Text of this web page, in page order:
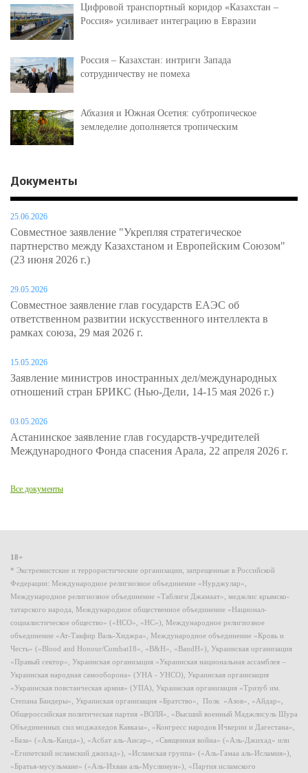
Цифровой транспортный коридор «Казахстан –
Россия» усиливает интеграцию в Евразии
Россия – Казахстан: интриги Запада
сотрудничеству не помеха
Абхазия и Южная Осетия: субтропическое
земледелие дополняется тропическим
Документы
25.06.2026
Совместное заявление "Укрепляя стратегическое
партнерство между Казахстаном и Европейским Союзом"
(23 июня 2026 г.)
29.05.2026
Совместное заявление глав государств ЕАЭС об
ответственном развитии искусственного интеллекта в
рамках союза, 29 мая 2026 г.
15.05.2026
Заявление министров иностранных дел/международных
отношений стран БРИКС (Нью-Дели, 14-15 мая 2026 г.)
03.05.2026
Астанинское заявление глав государств-учредителей
Международного Фонда спасения Арала, 22 апреля 2026 г.
Все документы
18+
* Экстремистские и террористические организации, запрещенные в Российской
Федерации: Международное религиозное объединение «Нурджулар»,
Международное религиозное объединение «Таблиги Джамаат», меджлис крымско-
татарского народа, Международное общественное объединение «Национал-
социалистическое общество» («НСО», «НС»), Международное религиозное
объединение «Ат-Такфир Валь-Хиджра», Международное объединение «Кровь и
Честь» («Blood and Honour/Combat18», «B&H», «BandH»), Украинская организация
«Правый сектор», Украинская организация «Украинская национальная ассамблея –
Украинская народная самооборона» (УНА - УНСО), Украинская организация
«Украинская повстанческая армия» (УПА), Украинская организация «Тризуб им.
Степана Бандеры», Украинская организация «Братство», Полк «Азов», «Айдар»,
Общероссийская политическая партия «ВОЛЯ», «Высший военный Маджлисуль Шура
Объединенных сил моджахедов Кавказа», «Конгресс народов Ичкерии и Дагестана»,
«База» («Аль-Каида»), «Асбат аль-Ансар», «Священная война» («Аль-Джихад» или
«Египетский исламский джихад»), «Исламская группа» («Аль-Гамаа аль-Исламия»),
«Братья-мусульмане» («Аль-Ихван аль-Муслимун»), «Партия исламского